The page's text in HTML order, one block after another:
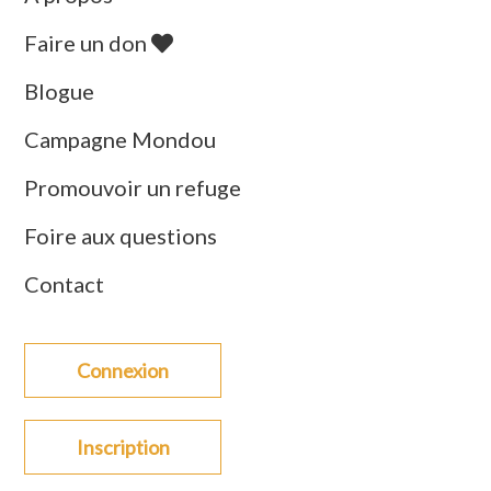
Faire un don
Blogue
Campagne Mondou
Promouvoir un refuge
Foire aux questions
Contact
Connexion
Inscription